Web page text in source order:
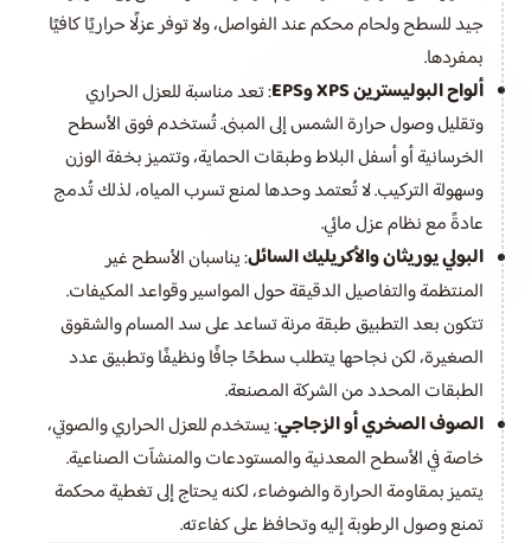
جيد للسطح ولحام محكم عند الفواصل، ولا توفر عزلًا حراريًا كافيًا
بمفردها.
ألواح البوليسترين XPS وEPS
: تعد مناسبة للعزل الحراري
وتقليل وصول حرارة الشمس إلى المبنى. تُستخدم فوق الأسطح
الخرسانية أو أسفل البلاط وطبقات الحماية، وتتميز بخفة الوزن
وسهولة التركيب. لا تُعتمد وحدها لمنع تسرب المياه، لذلك تُدمج
عادةً مع نظام عزل مائي.
البولي يوريثان والأكريليك السائل: يناسبان الأسطح غير
المنتظمة والتفاصيل الدقيقة حول المواسير وقواعد المكيفات.
تتكون بعد التطبيق طبقة مرنة تساعد على سد المسام والشقوق
الصغيرة، لكن نجاحها يتطلب سطحًا جافًا ونظيفًا وتطبيق عدد
الطبقات المحدد من الشركة المصنعة.
الصوف الصخري أو الزجاجي: يستخدم للعزل الحراري والصوتي،
خاصة في الأسطح المعدنية والمستودعات والمنشآت الصناعية.
يتميز بمقاومة الحرارة والضوضاء، لكنه يحتاج إلى تغطية محكمة
تمنع وصول الرطوبة إليه وتحافظ على كفاءته.